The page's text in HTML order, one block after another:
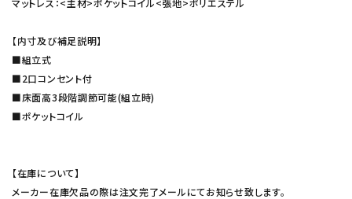
マットレス：<主材>ポケットコイル<張地>ポリエステル
【内寸及び補足説明】
■組立式
■2口コンセント付
■床面高3段階調節可能(組立時)
■ポケットコイル
【在庫について】
メーカー在庫欠品の際は注文完了メールにてお知らせ致します。